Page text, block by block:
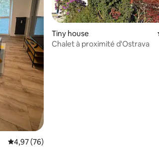
: 4,84 sur 5
Évaluation moyenne sur la base de 76
4,97 (76)
Tiny house
Chalet à proximité d'Ostrava